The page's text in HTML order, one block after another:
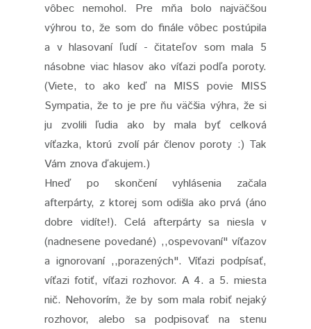
vôbec nemohol. Pre mňa bolo najväčšou
výhrou to, že som do finále vôbec postúpila
a v hlasovaní ľudí - čitateľov som mala 5
násobne viac hlasov ako víťazi podľa poroty.
(Viete, to ako keď na MISS povie MISS
Sympatia, že to je pre ňu väčšia výhra, že si
ju zvolili ľudia ako by mala byť celková
víťazka, ktorú zvolí pár členov poroty :) Tak
Vám znova ďakujem.)
Hneď po skončení vyhlásenia začala
afterpárty, z ktorej som odišla ako prvá (áno
dobre vidíte!). Celá afterpárty sa niesla v
(nadnesene povedané) ,,ospevovaní" víťazov
a ignorovaní ,,porazených". Víťazi podpísať,
víťazi fotiť, víťazi rozhovor. A 4. a 5. miesta
nič. Nehovorím, že by som mala robiť nejaký
rozhovor, alebo sa podpisovať na stenu